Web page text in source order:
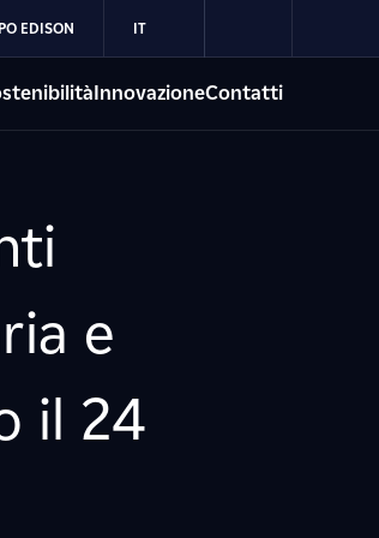
EDISON IT
InnovazioneContatti
e
il 24